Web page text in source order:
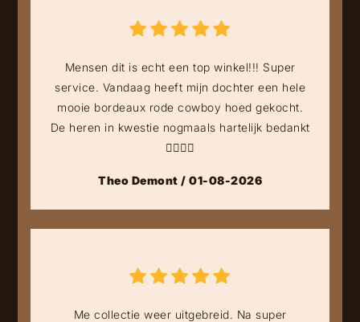
Mensen dit is echt een top winkel!!! Super
service. Vandaag heeft mijn dochter een hele
mooie bordeaux rode cowboy hoed gekocht.
De heren in kwestie nogmaals hartelijk bedankt
👍🏻👍🏻
Theo Demont / 01-08-2026
Me collectie weer uitgebreid. Na super